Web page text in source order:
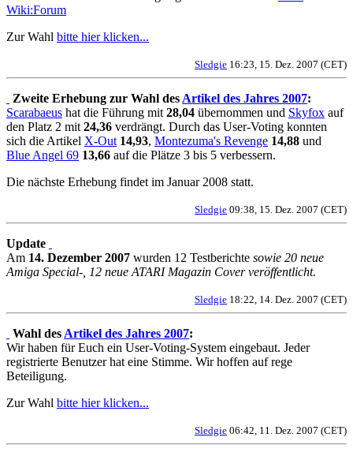
Wiki:Forum
Zur Wahl bitte hier klicken...
Sledgie 16:23, 15. Dez. 2007 (CET)
Zweite Erhebung zur Wahl des Artikel des Jahres 2007:
Scarabaeus hat die Führung mit 28,04 übernommen und Skyfox auf
den Platz 2 mit 24,36 verdrängt. Durch das User-Voting konnten
sich die Artikel X-Out 14,93, Montezuma's Revenge 14,88 und
Blue Angel 69 13,66 auf die Plätze 3 bis 5 verbessern.
Die nächste Erhebung findet im Januar 2008 statt.
Sledgie 09:38, 15. Dez. 2007 (CET)
Update
Am 14. Dezember 2007 wurden 12 Testberichte sowie 20 neue
Amiga Special-, 12 neue ATARI Magazin Cover veröffentlicht.
Sledgie 18:22, 14. Dez. 2007 (CET)
Wahl des Artikel des Jahres 2007:
Wir haben für Euch ein User-Voting-System eingebaut. Jeder
registrierte Benutzer hat eine Stimme. Wir hoffen auf rege
Beteiligung.
Zur Wahl bitte hier klicken...
Sledgie 06:42, 11. Dez. 2007 (CET)